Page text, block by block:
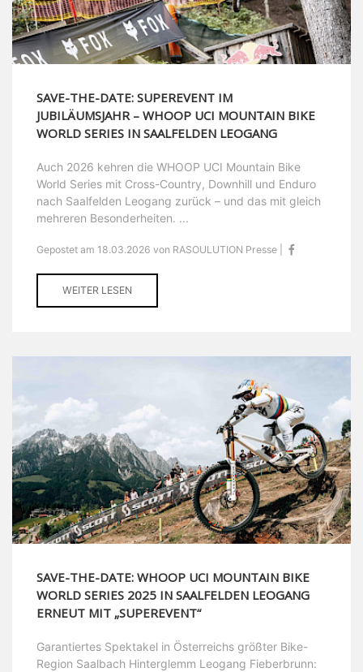
SAVE-THE-DATE: SUPEREVENT IM
JUBILÄUMSJAHR – WHOOP UCI MOUNTAIN BIKE
WORLD SERIES IN SAALFELDEN LEOGANG
Auch 2026 kehren die WHOOP UCI Mountain Bike
World Series mit Cross-Country, Downhill und Enduro
nach Saalfelden Leogang zurück – und das mit gleich
mehreren Besonderheiten. ...
Gepostet am 18.03.2026 von RASOULUTION Presse |
WEITER LESEN
SAVE-THE-DATE: WHOOP UCI MOUNTAIN BIKE
WORLD SERIES 2025 IN SAALFELDEN LEOGANG
ERNEUT MIT „SUPEREVENT“
Garantiertes Spektakel in Österreichs größter Bike-
Region Saalbach Hinterglemm Leogang Fieberbrunn: